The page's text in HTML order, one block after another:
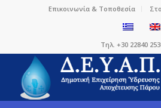
Επικοινωνία & Τοποθεσία
Τηλ. +30 22840